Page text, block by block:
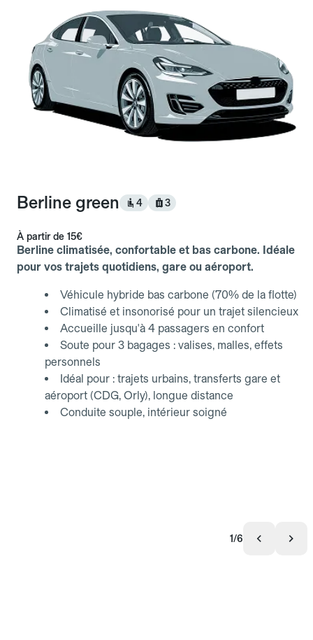
Berline green 4 3
À partir de 15€
Berline climatisée, confortable et bas carbone. Idéale
pour vos trajets quotidiens, gare ou aéroport.
Véhicule hybride bas carbone (70% de la flotte)
Climatisé et insonorisé pour un trajet silencieux
Accueille jusqu'à 4 passagers en confort
Soute pour 3 bagages : valises, malles, effets
personnels
Idéal pour : trajets urbains, transferts gare et
aéroport (CDG, Orly), longue distance
Conduite souple, intérieur soigné
1/6